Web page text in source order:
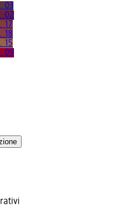
03
02
17
18
15
09